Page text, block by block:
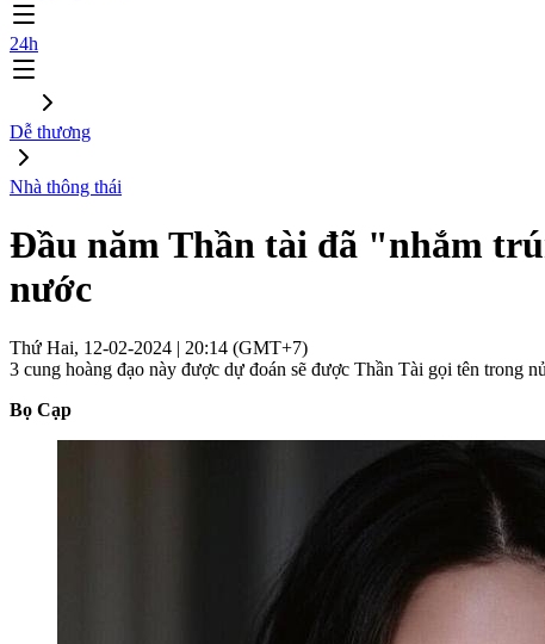
24h
Dễ thương
Nhà thông thái
Đầu năm Thần tài đã "nhắm
nước
Thứ Hai, 12-02-2024 | 20:14 (GMT+7)
3 cung hoàng đạo này được dự đoán sẽ được Thần Tài gọi tên trong
Bọ Cạp